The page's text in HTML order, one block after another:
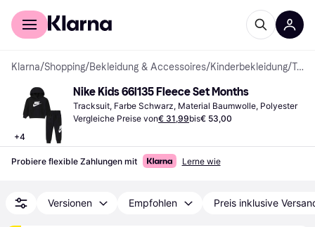
Für Shopper
Klarna/Shopping/Bekleidung & Accessoires/Kinderbekleidung/ Tracksuits
+4
Nike Kids 66l135 Fleece Set Months
Tracksuit, Farbe Schwarz, Material Baumwolle, Polyester
Vergleiche Preise von€ 31,99bis€ 53,00
Probiere flexible Zahlungen mit Lerne wie
Versionen Empfohlen Preis inklusive